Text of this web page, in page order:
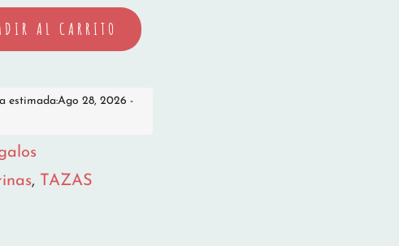
AL CARRITO
estimada:Ago 28, 2026 -
, TAZAS